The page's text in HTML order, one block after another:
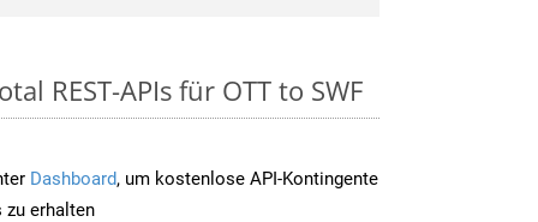
REST-APIs für OTT to SWF
Dashboard, um kostenlose API-Kontingente
zu erhalten